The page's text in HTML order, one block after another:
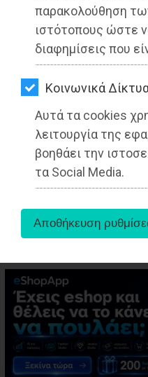
παρακολούθηση
ιστότοπους ώστε
διαφημίσεις που
Kοινωνικά
Αυτά τα cookies
λειτουργία της
βοηθάει την
τα Social Media.
ΕΦΗΜΕΡΙΔΕΣ
OΔΗΓΟΣ
ΑΓΟΡΑΣ
ΨΙΘΥΡΟΙ
ΑΠΟΣΤΟΛΗ
ΑΡΘΡΩΝ
09-06-
Από
Tags:Ανατολική Αττική,